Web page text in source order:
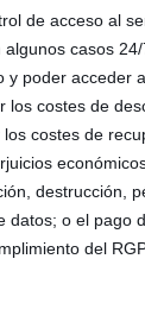
de acceso al
casos
y poder acceder
los costes de
costes de
destrucción,
datos; o el pago
del